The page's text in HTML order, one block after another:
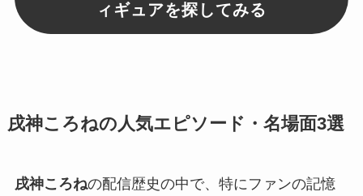
ィギュアを探してみる
戌神ころねの人気エピソード・名場面3選
戌神ころねの配信歴史の中で、特にファンの記憶